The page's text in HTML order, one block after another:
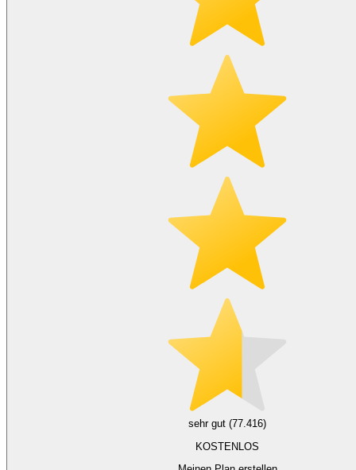
sehr gut (77.416)
KOSTENLOS